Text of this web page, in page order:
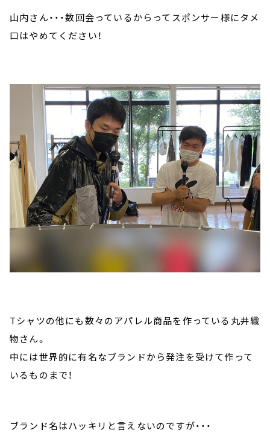
山内さん・・・数回会っているからってスポンサー様にタメ
口はやめてください！
Tシャツの他にも数々のアパレル商品を作っている丸井織
物さん。
中には世界的に有名なブランドから発注を受けて作って
いるものまで！
ブランド名はハッキリと言えないのですが・・・